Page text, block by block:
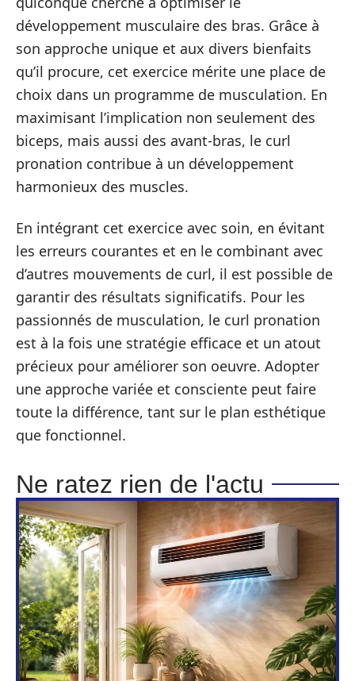
développement musculaire des bras. Grâce à
son approche unique et aux divers bienfaits
qu’il procure, cet exercice mérite une place de
choix dans un programme de musculation. En
maximisant l’implication non seulement des
biceps, mais aussi des avant-bras, le curl
pronation contribue à un développement
harmonieux des muscles.
En intégrant cet exercice avec soin, en évitant
les erreurs courantes et en le combinant avec
d’autres mouvements de curl, il est possible de
garantir des résultats significatifs. Pour les
passionnés de musculation, le curl pronation
est à la fois une stratégie efficace et un atout
précieux pour améliorer son oeuvre. Adopter
une approche variée et consciente peut faire
toute la différence, tant sur le plan esthétique
que fonctionnel.
Ne ratez rien de l'actu